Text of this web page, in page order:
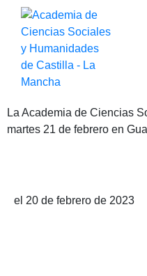
La Academia de Ciencias
martes 21 de febrero en
el 20 de febrero de 2023